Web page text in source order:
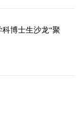
博士生沙龙“聚